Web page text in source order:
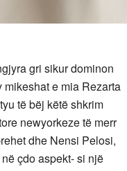
gri sikur dominon
e mia Rezarta
të bëj këtë shkrim
newyorkeze të merr
dhe Nensi Pelosi,
çdo aspekt- si një